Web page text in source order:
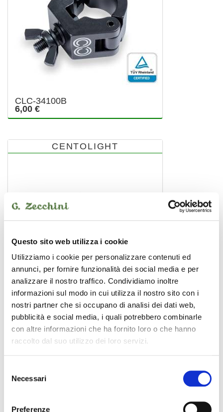
Questo sito web utilizza i cookie
Utilizziamo i cookie per personalizzare contenuti ed
annunci, per fornire funzionalità dei social media e per
analizzare il nostro traffico. Condividiamo inoltre
informazioni sul modo in cui utilizza il nostro sito con i
nostri partner che si occupano di analisi dei dati web,
pubblicità e social media, i quali potrebbero combinarle
con altre informazioni che ha fornito loro o che hanno
raccolto dal suo utilizzo dei loro servizi.
delNecessari
Preferenze
CLC-34100B
6,00 €
CENTOLIGHT
CLC-50100B
6,00 €